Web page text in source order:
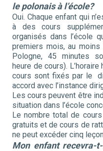
le polonais à l’école?
Oui. Chaque enfant qui
à des cours
organisés dans l’école
premiers mois, au
Pologne, 45 minutes
heure de cours).
cours sont fixés par le
accord avec l’instance
Les cours peuvent être
situation dans l’école
Le nombre total de
gratuits et de cours de
ne peut excéder cinq
Mon enfant recevra-